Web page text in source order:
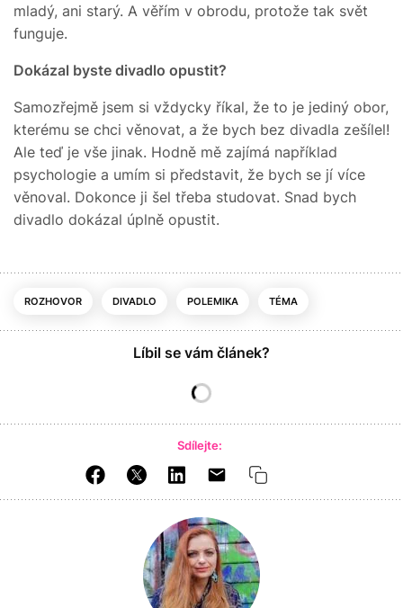
mladý, ani starý. A věřím v obrodu, protože tak svět
funguje.
Dokázal byste divadlo opustit?
Samozřejmě jsem si vždycky říkal, že to je jediný obor,
kterému se chci věnovat, a že bych bez divadla zešílel!
Ale teď je vše jinak. Hodně mě zajímá například
psychologie a umím si představit, že bych se jí více
věnoval. Dokonce ji šel třeba studovat. Snad bych
divadlo dokázal úplně opustit.
ROZHOVOR DIVADLO POLEMIKA TÉMA
Líbil se vám článek?
Sdílejte: